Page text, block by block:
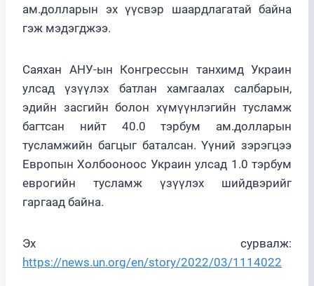
ам.долларын эх үүсвэр шаардлагатай байна
гэж мэдэгджээ.
Саяхан АНУ-ын Конгрессын танхимд Украин
улсад үзүүлэх батлан хамгаалах салбарын,
эдийн засгийн болон хүмүүнлэгийн тусламж
багтсан нийт 40.0 тэрбум ам.долларын
тусламжийн багцыг баталсан. Үүний зэрэгцээ
Европын Холбооноос Украин улсад 1.0 тэрбум
еврогийн тусламж үзүүлэх шийдвэрийг
гаргаад байна.
Эх сурвалж:
https://news.un.org/en/story/2022/03/1114022